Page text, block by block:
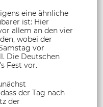
eine ähnliche
ist: Hier
allem an den vier
wobei der
vor
Die Deutschen
Fest vor.
der Tag nach
der